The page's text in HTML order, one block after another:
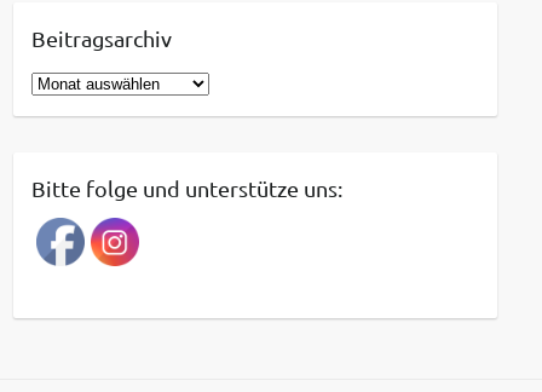
Beitragsarchiv
B
e
r
a
g
a
Bitte folge und unterstütze uns: